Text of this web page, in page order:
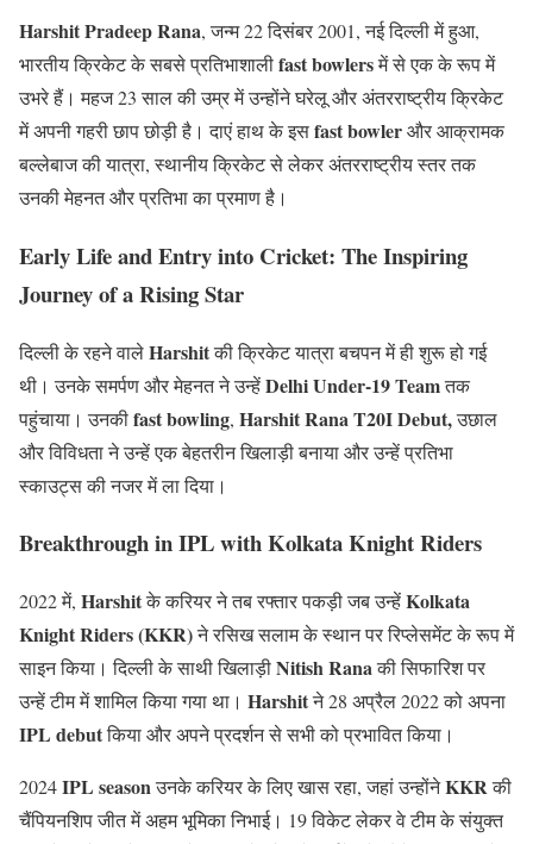
Harshit Pradeep Rana, जन्म 22 दिसंबर 2001, नई दिल्ली में हुआ,
भारतीय क्रिकेट के सबसे प्रतिभाशालीfast bowlersमें से एक के रूप में
उभरे हैं। महज 23 साल की उम्र में उन्होंने घरेलू और अंतरराष्ट्रीय क्रिकेट
में अपनी गहरी छाप छोड़ी है। दाएं हाथ के इसfast bowlerऔर आक्रामक
बल्लेबाज की यात्रा, स्थानीय क्रिकेट से लेकर अंतरराष्ट्रीय स्तर तक
उनकी मेहनत और प्रतिभा का प्रमाण है।
Early Life and Entry into Cricket: The Inspiring
Journey of a Rising Star
दिल्ली के रहने वालेHarshitकी क्रिकेट यात्रा बचपन में ही शुरू हो गई
थी। उनके समर्पण और मेहनत ने उन्हेंDelhi Under-19 Teamतक
पहुंचाया। उनकीfast bowling, Harshit Rana T20I Debut,उछाल
और विविधता ने उन्हें एक बेहतरीन खिलाड़ी बनाया और उन्हें प्रतिभा
स्काउट्स की नजर में ला दिया।
Breakthrough in IPL with Kolkata Knight Riders
2022 में, Harshitके करियर ने तब रफ्तार पकड़ी जब उन्हेंKolkata
Knight Riders (KKR)ने रसिख सलाम के स्थान पर रिप्लेसमेंट के रूप में
साइन किया। दिल्ली के साथी खिलाड़ीNitish Ranaकी सिफारिश पर
उन्हें टीम में शामिल किया गया था। Harshitने 28 अप्रैल 2022 को अपना
IPL debutकिया और अपने प्रदर्शन से सभी को प्रभावित किया।
2024IPL seasonउनके करियर के लिए खास रहा, जहां उन्होंनेKKRकी
चैंपियनशिप जीत में अहम भूमिका निभाई। 19 विकेट लेकर वे टीम के संयुक्त